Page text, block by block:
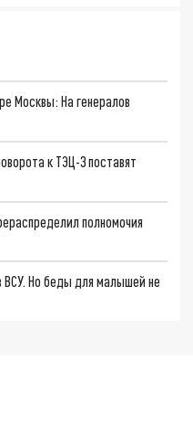
Москвы: На генералов
к ТЭЦ-3 поставят
полномочия
ВСУ. Но беды для малышей не